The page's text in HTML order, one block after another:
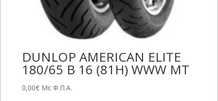
DUNLOP AMERICAN ELITE
180/65 B 16 (81H) WWW MT
0,00€ Με Φ.Π.Α.